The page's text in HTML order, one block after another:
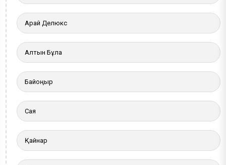
Арай Делюкс
Алтын Бұлақ
Байқоңыр
Сая
Қайнар